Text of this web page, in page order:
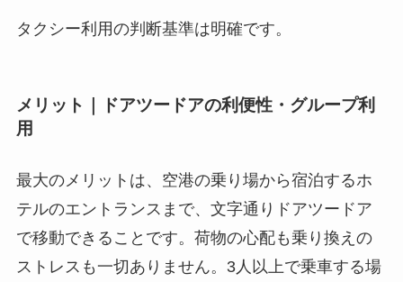
タクシー利用の判断基準は明確です。
メリット｜ドアツードアの利便性・グループ利
用
最大のメリットは、空港の乗り場から宿泊するホ
テルのエントランスまで、文字通りドアツードア
で移動できることです。荷物の心配も乗り換えの
ストレスも一切ありません。3人以上で乗車する場